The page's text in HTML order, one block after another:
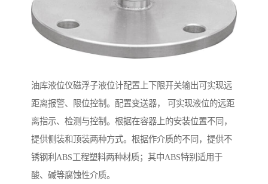
油库液位仪磁浮子液位计配置上下限开关输出可实现远
距离报警、限位控制。配置变送器， 可实现液位的远距
离指示、检测与控制。根据在容器上的安装位置不同，
提供侧装和顶装两种方式。根据作介质的不同，提供不
锈钢利ABS工程塑料两种材质；其中ABS特别适用于
酸、碱等腐蚀性介质。